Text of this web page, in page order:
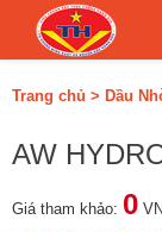
Trang chủ > Dầu
AW
Giá tham khảo: 0